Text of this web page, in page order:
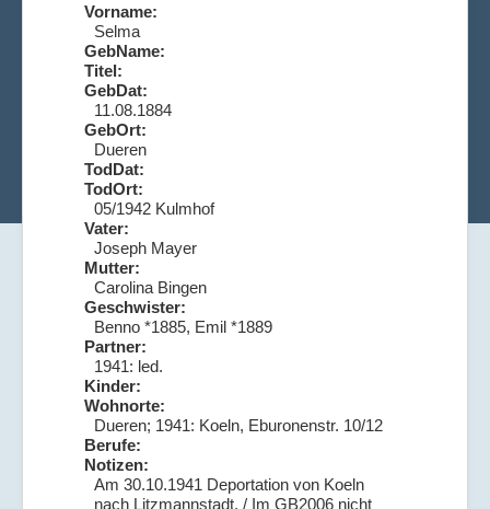
Vorname:
Selma
GebName:
Titel:
GebDat:
11.08.1884
GebOrt:
Dueren
TodDat:
TodOrt:
05/1942 Kulmhof
Vater:
Joseph Mayer
Mutter:
Carolina Bingen
Geschwister:
Benno *1885, Emil *1889
Partner:
1941: led.
Kinder:
Wohnorte:
Dueren; 1941: Koeln, Eburonenstr. 10/12
Berufe:
Notizen:
Am 30.10.1941 Deportation von Koeln
nach Litzmannstadt. / Im GB2006 nicht